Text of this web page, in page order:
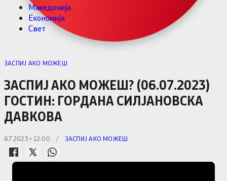
Македонија
Економија
Свет
ЗАСПИЈ АКО МОЖЕШ
ЗАСПИЈ АКО МОЖЕШ? (06.07.2023)
ГОСТИН: ГОРДАНА СИЛЈАНОВСКА
ДАВКОВА
6.7.2023 • 12:00 / ЗАСПИЈ АКО МОЖЕШ